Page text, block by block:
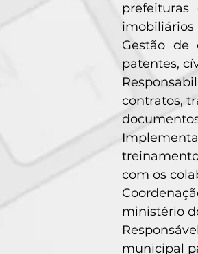
imobiliários
Gestão de
patentes,
contratos,
com os
ministério
municipal